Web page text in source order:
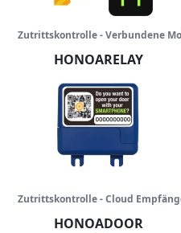
Zutrittskontrolle - Verbundene
HONOARELAY
Zutrittskontrolle - Cloud
HONOADOOR